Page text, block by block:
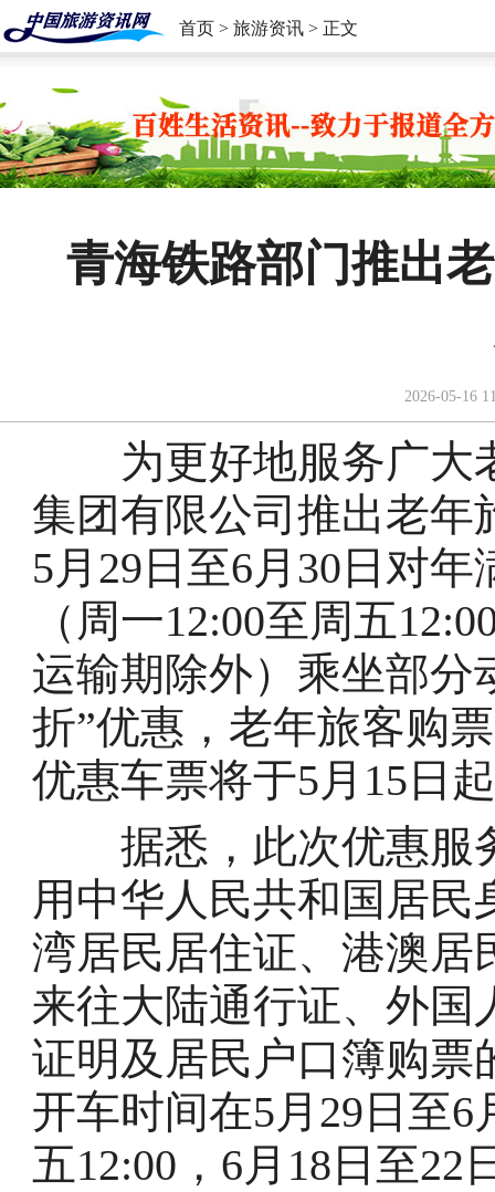
首页 > 旅游资讯 > 正文
青海铁路部门推出
2026-05-16
为更好地服务广大
集团有限公司推出老年
5月29日至6月30日对
（周一12:00至周五
运输期除外）乘坐部分
折”优惠，老年旅客购
优惠车票将于5月15日
据悉，此次优惠服
用中华人民共和国居
湾居民居住证、港澳居
来往大陆通行证、外国
证明及居民户口簿购票
开车时间在5月29日至6
五12:00，6月18日至